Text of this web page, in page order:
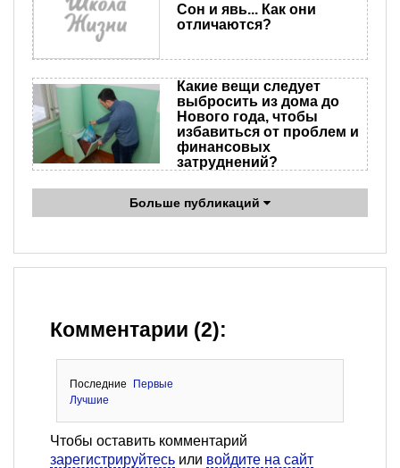
Сон и явь... Как они
отличаются?
Какие вещи следует
выбросить из дома до
Нового года, чтобы
избавиться от проблем и
финансовых
затруднений?
Больше публикаций
Комментарии (2):
Последние
Первые
Лучшие
Чтобы оставить комментарий
зарегистрируйтесь или войдите на сайт